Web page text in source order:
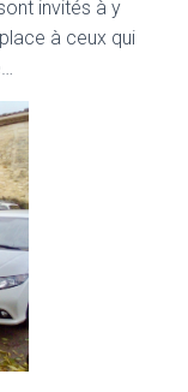
invités à y
à ceux qui